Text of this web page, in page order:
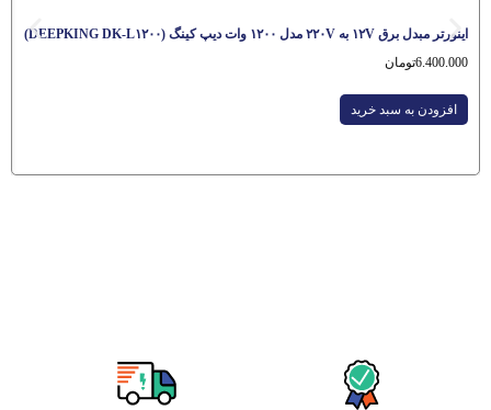
اینورتر مبدل برق ۱۲V به ۲۲۰V مدل ۱۲۰۰ وات دیپ کینگ (DEEPKING DK-L۱۲۰۰)
6.400.000تومان
افزودن به سبد خرید